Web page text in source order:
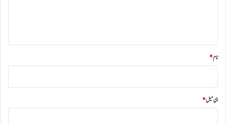
نام*
ای میل*